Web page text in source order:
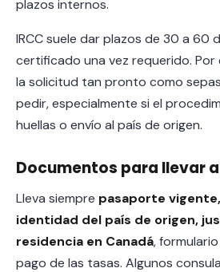
plazos internos.
IRCC suele dar plazos de 30 a 60
certificado una vez requerido. Por
la solicitud tan pronto como
pedir, especialmente si el
huellas o envío al país de origen.
Documentos para llevar
Lleva siempre pasaporte
identidad del país de origen,
residencia en Canadá,
pago de las tasas. Algunos